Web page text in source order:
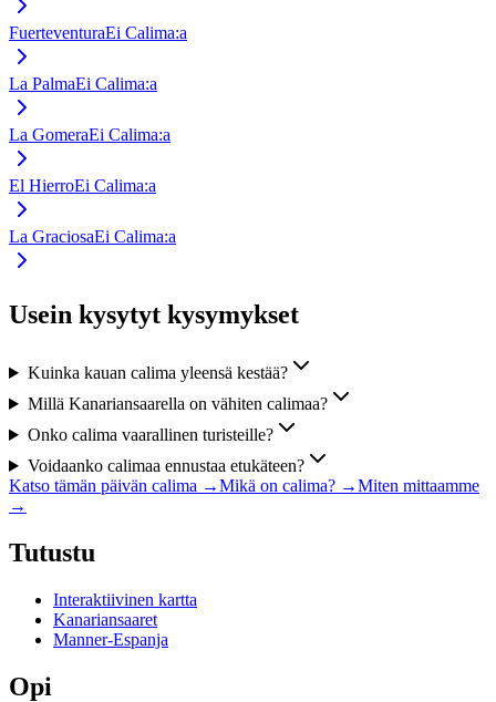
FuerteventuraEi Calima:a
La PalmaEi Calima:a
La GomeraEi Calima:a
El HierroEi Calima:a
La GraciosaEi Calima:a
Usein kysytyt kysymykset
Kuinka kauan calima yleensä kestää?
Millä Kanariansaarella on vähiten calimaa?
Onko calima vaarallinen turisteille?
Voidaanko calimaa ennustaa etukäteen?
Katso tämän päivän calima →Mikä on calima? →Miten mittaamme
→
Tutustu
Interaktiivinen kartta
Kanariansaaret
Manner-Espanja
Opi